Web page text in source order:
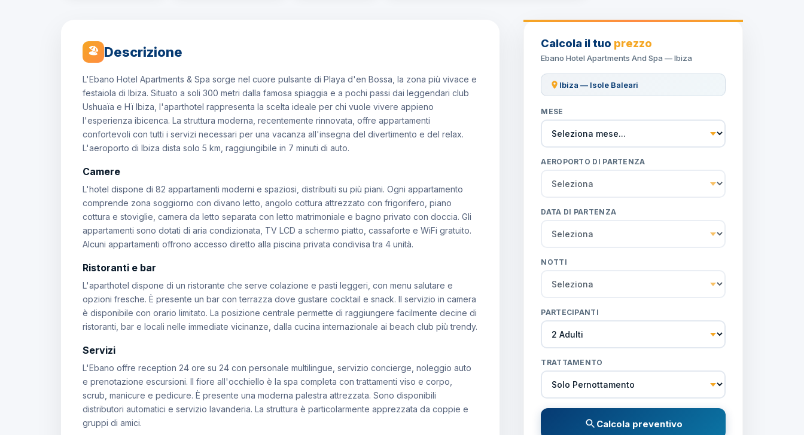
🏖 Descrizione
L'Ebano Hotel Apartments & Spa sorge nel cuore pulsante di Playa d'en Bossa, la zona più vivace e
festaiola di Ibiza. Situato a soli 300 metri dalla famosa spiaggia e a pochi passi dai leggendari club
Ushuaïa e Hï Ibiza, l'aparthotel rappresenta la scelta ideale per chi vuole vivere appieno
l'esperienza ibicenca. La struttura moderna, recentemente rinnovata, offre appartamenti
confortevoli con tutti i servizi necessari per una vacanza all'insegna del divertimento e del relax.
L'aeroporto di Ibiza dista solo 5 km, raggiungibile in 7 minuti di auto.
Camere
L'hotel dispone di 82 appartamenti moderni e spaziosi, distribuiti su più piani. Ogni appartamento
comprende zona soggiorno con divano letto, angolo cottura attrezzato con frigorifero, piano
cottura e stoviglie, camera da letto separata con letto matrimoniale e bagno privato con doccia. Gli
appartamenti sono dotati di aria condizionata, TV LCD a schermo piatto, cassaforte e WiFi gratuito.
Alcuni appartamenti offrono accesso diretto alla piscina privata condivisa tra 4 unità.
Ristoranti e bar
L'aparthotel dispone di un ristorante che serve colazione e pasti leggeri, con menu salutare e
opzioni fresche. È presente un bar con terrazza dove gustare cocktail e snack. Il servizio in camera
è disponibile con orario limitato. La posizione centrale permette di raggiungere facilmente decine di
ristoranti, bar e locali nelle immediate vicinanze, dalla cucina internazionale ai beach club più trendy.
Servizi
L'Ebano offre reception 24 ore su 24 con personale multilingue, servizio concierge, noleggio auto
e prenotazione escursioni. Il fiore all'occhiello è la spa completa con trattamenti viso e corpo,
scrub, manicure e pedicure. È presente una moderna palestra attrezzata. Sono disponibili
distributori automatici e servizio lavanderia. La struttura è particolarmente apprezzata da coppie e
gruppi di amici.
Calcola il tuo prezzo
Ebano Hotel Apartments And Spa — Ibiza
Ibiza — Isole Baleari
MESE
AEROPORTO DI PARTENZA
DATA DI PARTENZA
NOTTI
PARTECIPANTI
TRATTAMENTO
Calcola preventivo